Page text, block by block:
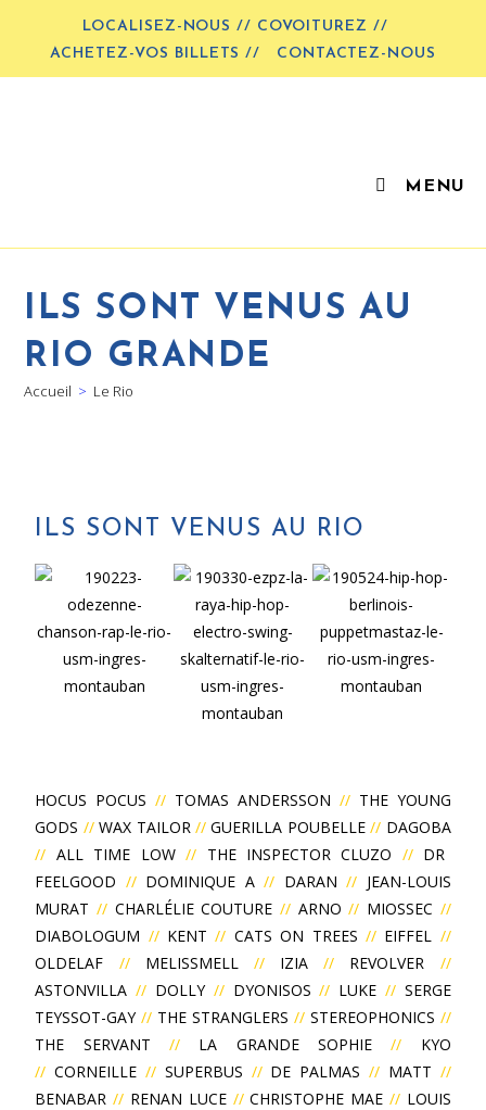
LOCALISEZ-NOUS // COVOITUREZ //
ACHETEZ-VOS BILLETS //
CONTACTEZ-NOUS
MENU
ILS SONT VENUS AU
RIO GRANDE
Accueil > Le Rio
ILS SONT VENUS AU RIO
HOCUS POCUS// TOMAS ANDERSSON //THE YOUNG
GODS //WAX TAILOR// GUERILLA POUBELLE// DAGOBA
// ALL TIME LOW// THE INSPECTOR CLUZO //DR
FEELGOOD //DOMINIQUE A// DARAN // JEAN-LOUIS
MURAT// CHARLÉLIE COUTURE // ARNO// MIOSSEC //
DIABOLOGUM //KENT // CATS ON TREES //EIFFEL //
OLDELAF //MELISSMELL//IZIA// REVOLVER //
ASTONVILLA // DOLLY //DYONISOS// LUKE //SERGE
TEYSSOT-GAY// THE STRANGLERS //STEREOPHONICS //
THE SERVANT // LA GRANDE SOPHIE// KYO
//CORNEILLE// SUPERBUS //DE PALMAS// MATT //
BENABAR// RENAN LUCE //CHRISTOPHE MAE //LOUIS